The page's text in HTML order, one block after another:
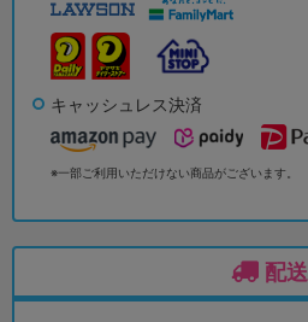
キャッシュレス決済
※一部ご利用いただけない商品がございます。
配送